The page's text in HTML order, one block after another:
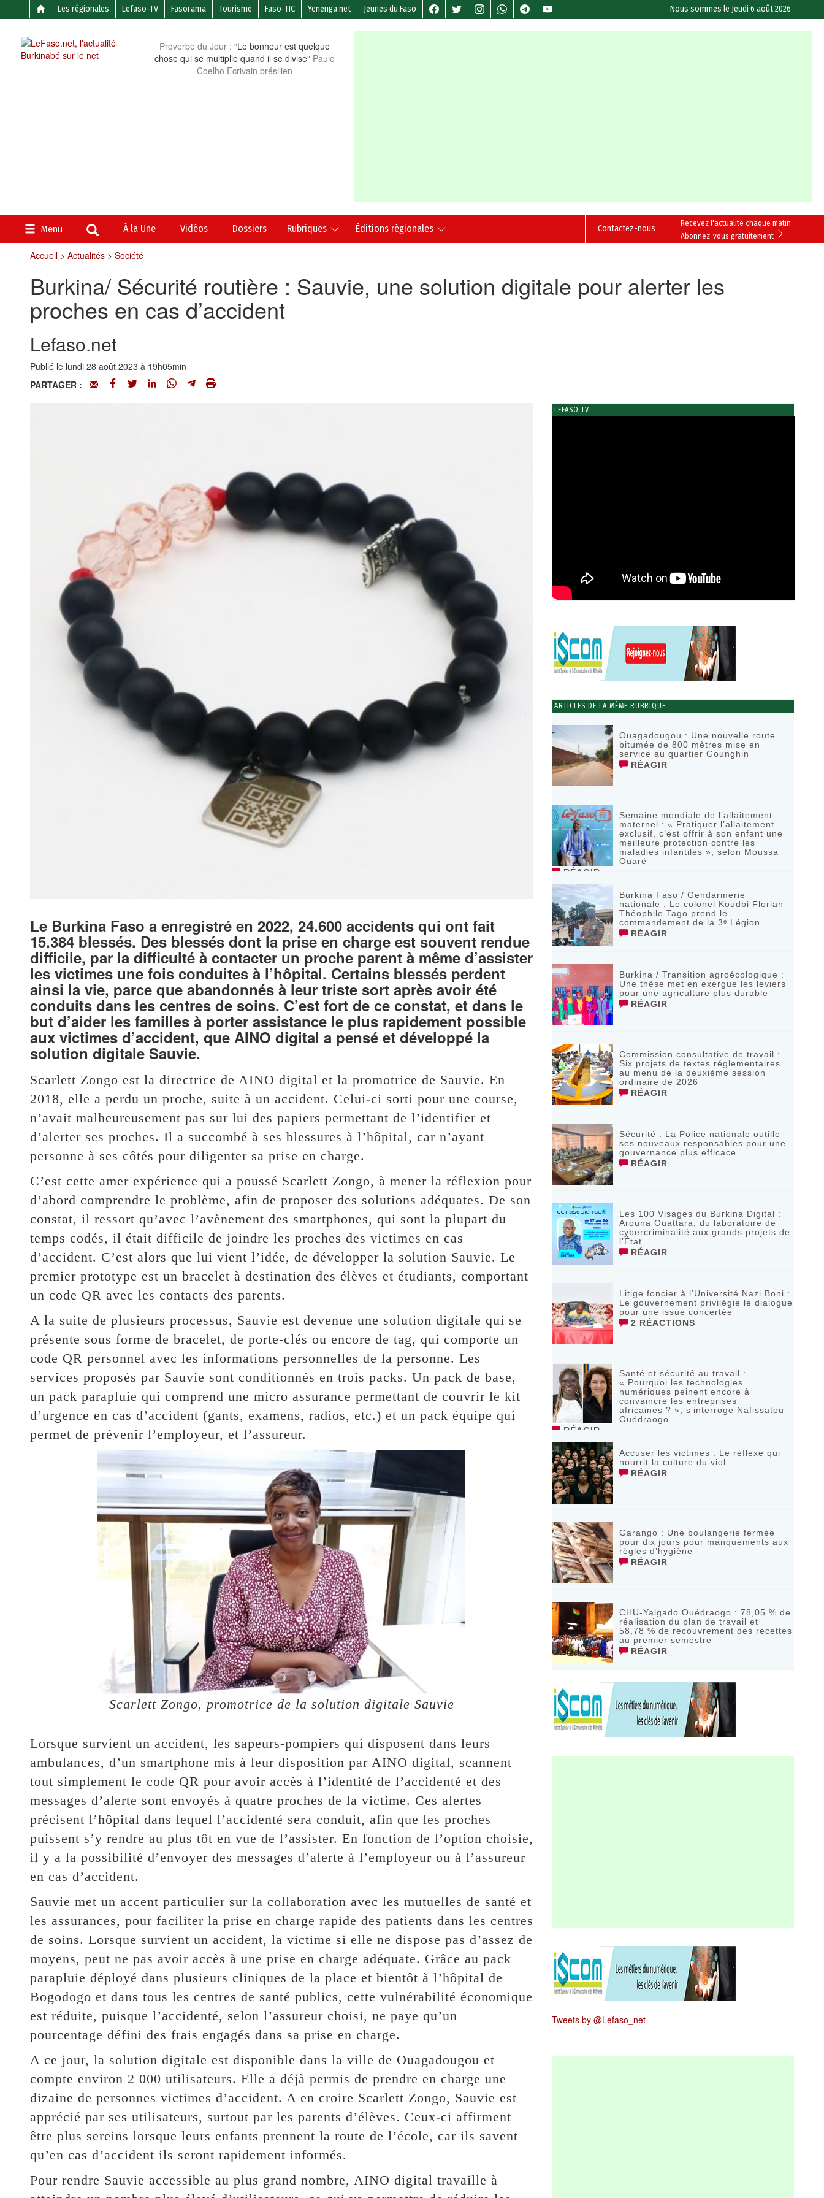
Les régionales Lefaso-TV Fasorama Tourisme Faso-TIC Yenenga.net Jeunes du Faso Nous sommes le Jeudi 6 août 2026
Proverbe du Jour : “Le bonheur est quelque
chose qui se multiplie quand il se divise” Paulo
Coelho Ecrivain brésilien
Menu À la Une Vidéos Dossiers Rubriques Éditions régionales
Recevez l'actualité chaque matin
Abonnez-vous gratuitement
Contactez-nous
Accueil> Actualités> Société
Burkina/ Sécurité routière : Sauvie, une solution digitale pour alerter les
proches en cas d’accident
Lefaso.net
Publié le lundi 28 août 2023 à 19h05min
PARTAGER :
Le Burkina Faso a enregistré en 2022, 24.600 accidents qui ont fait
15.384 blessés. Des blessés dont la prise en charge est souvent rendue
difficile, par la difficulté à contacter un proche parent à même d’assister
les victimes une fois conduites à l’hôpital. Certains blessés perdent
ainsi la vie, parce que abandonnés à leur triste sort après avoir été
conduits dans les centres de soins. C’est fort de ce constat, et dans le
but d’aider les familles à porter assistance le plus rapidement possible
aux victimes d’accident, que AINO digital a pensé et développé la
solution digitale Sauvie.
Scarlett Zongo est la directrice de AINO digital et la promotrice de Sauvie. En
2018, elle a perdu un proche, suite à un accident. Celui-ci sorti pour une course,
n’avait malheureusement pas sur lui des papiers permettant de l’identifier et
d’alerter ses proches. Il a succombé à ses blessures à l’hôpital, car n’ayant
personne à ses côtés pour diligenter sa prise en charge.
C’est cette amer expérience qui a poussé Scarlett Zongo, à mener la réflexion pour
d’abord comprendre le problème, afin de proposer des solutions adéquates. De son
constat, il ressort qu’avec l’avènement des smartphones, qui sont la plupart du
temps codés, il était difficile de joindre les proches des victimes en cas
d’accident. C’est alors que lui vient l’idée, de développer la solution Sauvie. Le
premier prototype est un bracelet à destination des élèves et étudiants, comportant
un code QR avec les contacts des parents.
A la suite de plusieurs processus, Sauvie est devenue une solution digitale qui se
présente sous forme de bracelet, de porte-clés ou encore de tag, qui comporte un
code QR personnel avec les informations personnelles de la personne. Les
services proposés par Sauvie sont conditionnés en trois packs. Un pack de base,
un pack parapluie qui comprend une micro assurance permettant de couvrir le kit
d’urgence en cas d’accident (gants, examens, radios, etc.) et un pack équipe qui
permet de prévenir l’employeur, et l’assureur.
Scarlett Zongo, promotrice de la solution digitale Sauvie
Lorsque survient un accident, les sapeurs-pompiers qui disposent dans leurs
ambulances, d’un smartphone mis à leur disposition par AINO digital, scannent
tout simplement le code QR pour avoir accès à l’identité de l’accidenté et des
messages d’alerte sont envoyés à quatre proches de la victime. Ces alertes
précisent l’hôpital dans lequel l’accidenté sera conduit, afin que les proches
puissent s’y rendre au plus tôt en vue de l’assister. En fonction de l’option choisie,
il y a la possibilité d’envoyer des messages d’alerte à l’employeur ou à l’assureur
en cas d’accident.
Sauvie met un accent particulier sur la collaboration avec les mutuelles de santé et
les assurances, pour faciliter la prise en charge rapide des patients dans les centres
de soins. Lorsque survient un accident, la victime si elle ne dispose pas d’assez de
moyens, peut ne pas avoir accès à une prise en charge adéquate. Grâce au pack
parapluie déployé dans plusieurs cliniques de la place et bientôt à l’hôpital de
Bogodogo et dans tous les centres de santé publics, cette vulnérabilité économique
est réduite, puisque l’accidenté, selon l’assureur choisi, ne paye qu’un
pourcentage défini des frais engagés dans sa prise en charge.
A ce jour, la solution digitale est disponible dans la ville de Ouagadougou et
compte environ 2 000 utilisateurs. Elle a déjà permis de prendre en charge une
dizaine de personnes victimes d’accident. A en croire Scarlett Zongo, Sauvie est
apprécié par ses utilisateurs, surtout par les parents d’élèves. Ceux-ci affirment
être plus sereins lorsque leurs enfants prennent la route de l’école, car ils savent
qu’en cas d’accident ils seront rapidement informés.
Pour rendre Sauvie accessible au plus grand nombre, AINO digital travaille à
LEFASO TV
ARTICLES DE LA MÊME RUBRIQUE
Ouagadougou : Une nouvelle route
bitumée de 800 mètres mise en
service au quartier Gounghin
RÉAGIR
Semaine mondiale de l’allaitement
maternel : « Pratiquer l’allaitement
exclusif, c’est offrir à son enfant une
meilleure protection contre les
maladies infantiles », selon Moussa
Ouaré
RÉAGIR
Burkina Faso / Gendarmerie
nationale : Le colonel Koudbi Florian
Théophile Tago prend le
commandement de la 3ᵉ Légion
RÉAGIR
Burkina / Transition agroécologique :
Une thèse met en exergue les leviers
pour une agriculture plus durable
RÉAGIR
Commission consultative de travail :
Six projets de textes réglementaires
au menu de la deuxième session
ordinaire de 2026
RÉAGIR
Sécurité : La Police nationale outille
ses nouveaux responsables pour une
gouvernance plus efficace
RÉAGIR
Les 100 Visages du Burkina Digital :
Arouna Ouattara, du laboratoire de
cybercriminalité aux grands projets de
l’État
RÉAGIR
Litige foncier à l’Université Nazi Boni :
Le gouvernement privilégie le dialogue
pour une issue concertée
2 RÉACTIONS
Santé et sécurité au travail :
« Pourquoi les technologies
numériques peinent encore à
convaincre les entreprises
africaines ? », s’interroge Nafissatou
Ouédraogo
RÉAGIR
Accuser les victimes : Le réflexe qui
nourrit la culture du viol
RÉAGIR
Garango : Une boulangerie fermée
pour dix jours pour manquements aux
règles d’hygiène
RÉAGIR
CHU-Yalgado Ouédraogo : 78,05 % de
réalisation du plan de travail et
58,78 % de recouvrement des recettes
au premier semestre
RÉAGIR
Tweets by @Lefaso_net